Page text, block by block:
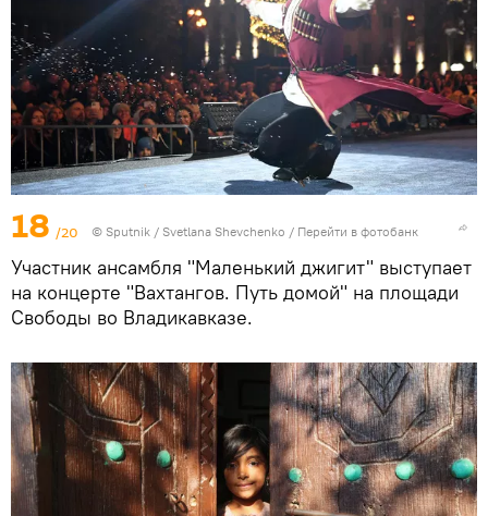
18 /20 © Sputnik / Svetlana Shevchenko / Перейти в фотобанк
Участник ансамбля "Маленький джигит" выступает
на концерте "Вахтангов. Путь домой" на площади
Свободы во Владикавказе.